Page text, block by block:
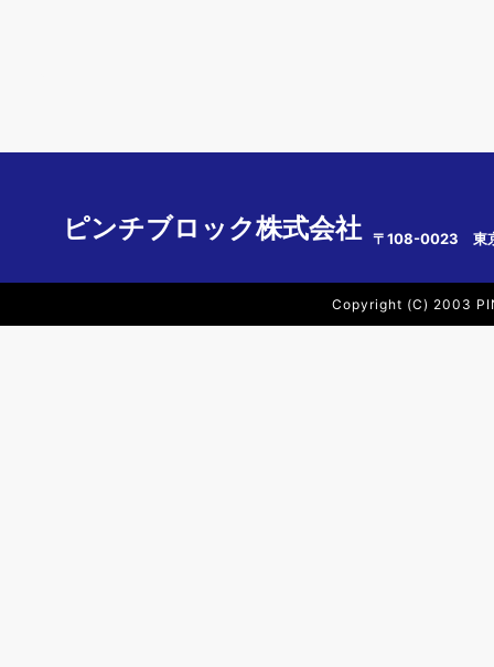
ピンチブロック株式会社 〒108-0023 東
Copyright (C) 2003